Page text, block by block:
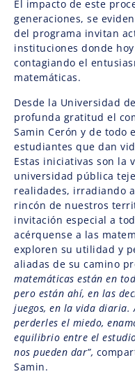
El impacto de este
generaciones, se
del programa invitan
instituciones donde
contagiando el
matemáticas.
Desde la Universidad
profunda gratitud el
Samin Cerón y de todo
estudiantes que dan
Estas iniciativas son la
universidad pública
realidades, irradiando
rincón de nuestros
invitación especial a
acérquense a las
exploren su utilidad y
aliadas de su camino
matemáticas están en
pero están ahí, en las
juegos, en la vida diaria.
perderles el miedo,
equilibrio entre el
nos pueden dar”,
Samin.